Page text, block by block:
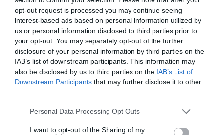
opt-out request is processed you may continue seeing
interest-based ads based on personal information utilized by
us or personal information disclosed to third parties prior to
your opt-out. You may separately opt-out of the further
disclosure of your personal information by third parties on the
IAB’s list of downstream participants. This information may
also be disclosed by us to third parties on the IAB’s List of
Downstream Participants that may further disclose it to other
Personal Data Processing Opt Outs
I want to opt-out of the Sharing of my